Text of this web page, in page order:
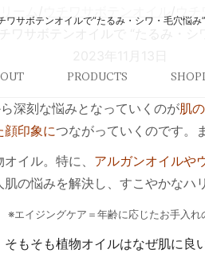
ワサボテンオイルで“たるみ・シワ・毛穴悩み
PRODUCTS
深刻な悩みとなっていくのが肌
顔印象につながっていくのです。
イル。特に、 アルガンオイルや
の悩みを解決し、すこやかなハ
※エイジングケア＝年齢に応じたお手入れ
そもそも植物オイルはなぜ肌に良